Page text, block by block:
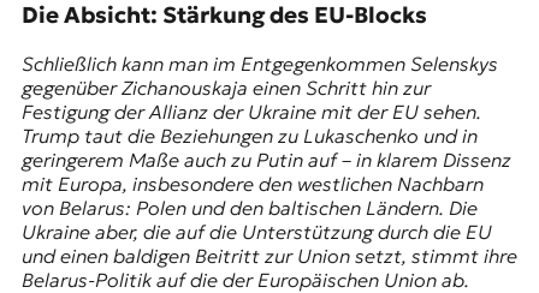
Die Absicht: Stärkung des EU-Blocks
Schließlich kann man im Entgegenkommen Selenskys
gegenüber Zichanouskaja einen Schritt hin zur
Festigung der Allianz der Ukraine mit der EU sehen.
Trump taut die Beziehungen zu Lukaschenko und in
geringerem Maße auch zu Putin auf – in klarem Dissenz
mit Europa, insbesondere den westlichen Nachbarn
von Belarus: Polen und den baltischen Ländern. Die
Ukraine aber, die auf die Unterstützung durch die EU
und einen baldigen Beitritt zur Union setzt, stimmt ihre
Belarus-Politik auf die der Europäischen Union ab.